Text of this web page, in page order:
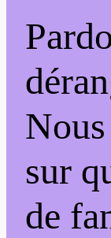
sur
de